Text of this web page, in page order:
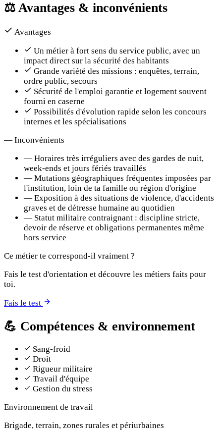
⚖️ Avantages & inconvénients
Avantages
Un métier à fort sens du service public, avec un
impact direct sur la sécurité des habitants
Grande variété des missions : enquêtes, terrain,
ordre public, secours
Sécurité de l'emploi garantie et logement souvent
fourni en caserne
Possibilités d'évolution rapide selon les concours
internes et les spécialisations
— Inconvénients
— Horaires très irréguliers avec des gardes de nuit,
week-ends et jours fériés travaillés
— Mutations géographiques fréquentes imposées par
l'institution, loin de ta famille ou région d'origine
— Exposition à des situations de violence, d'accidents
graves et de détresse humaine au quotidien
— Statut militaire contraignant : discipline stricte,
devoir de réserve et obligations permanentes même
hors service
Ce métier te correspond-il vraiment ?
Fais le test d'orientation et découvre les métiers faits pour
toi.
Fais le test
💪 Compétences & environnement
Sang-froid
Droit
Rigueur militaire
Travail d'équipe
Gestion du stress
Environnement de travail
Brigade, terrain, zones rurales et périurbaines